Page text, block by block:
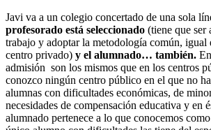
Javi va a un colegio concertado de una sola
profesorado está seleccionado (tiene que ser
trabajo y adoptar la metodología común, igual
centro privado) y el alumnado… también.
admisión son los mismos que en los centros
conozco ningún centro público en el que no
alumnas con dificultades económicas, de
necesidades de compensación educativa y en
alumnado pertenece a lo que conocemos como